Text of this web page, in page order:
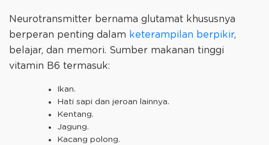
Neurotransmitter bernama glutamat khususnya
berperan penting dalam keterampilan berpikir,
belajar, dan memori. Sumber makanan tinggi
vitamin B6 termasuk:
Ikan.
Hati sapi dan jeroan lainnya.
Kentang.
Jagung.
Kacang polong.